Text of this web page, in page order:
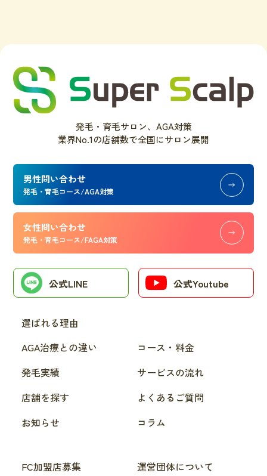
発毛・育毛サロン、AGA対策
業界No.1の店舗数で全国にサロン展開
男性問い合わせ
発毛・育毛コース/AGA対策
女性問い合わせ
発毛・育毛コース/FAGA対策
公式LINE 公式Youtube
選ばれる理由
AGA治療との違い
コース・料金
発毛実績
サービスの流れ
店舗を探す
よくあるご質問
お知らせ
コラム
FC加盟店募集
運営団体について